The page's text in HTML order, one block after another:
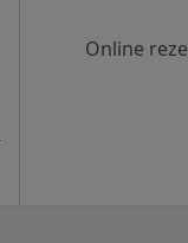
Online